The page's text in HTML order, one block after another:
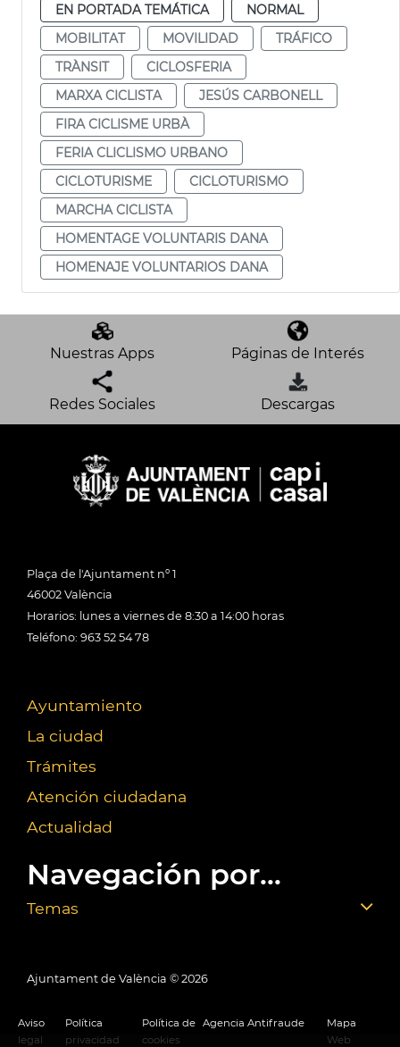
EN PORTADA TEMÁTICA
NORMAL
MOBILITAT
MOVILIDAD
TRÁFICO
TRÀNSIT
CICLOSFERIA
MARXA CICLISTA
JESÚS CARBONELL
FIRA CICLISME URBÀ
FERIA CLICLISMO URBANO
CICLOTURISME
CICLOTURISMO
MARCHA CICLISTA
HOMENTAGE VOLUNTARIS DANA
HOMENAJE VOLUNTARIOS DANA
Nuestras Apps Páginas de Interés
Redes Sociales Descargas
Plaça de l'Ajuntament nº 1
46002 València
Horarios: lunes a viernes de 8:30 a 14:00 horas
Teléfono: 963 52 54 78
Ayuntamiento
La ciudad
Trámites
Atención ciudadana
Actualidad
Navegación por...
Temas
Ajuntament de València © 2026
Aviso
legal
Política
privacidad
Política de
cookies
Agencia Antifraude
Mapa
Web